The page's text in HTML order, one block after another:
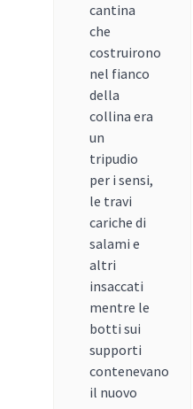
cantina
che
costruirono
nel fianco
della
collina era
un
tripudio
per i sensi,
le travi
cariche di
salami e
altri
insaccati
mentre le
botti sui
supporti
contenevano
il nuovo